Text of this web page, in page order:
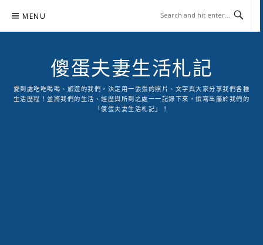
content
MENU
傻蛋夫妻生活札記
愛到處吃吃喝喝、旅遊的我們，決定用一張張的照片、文字與大家分享我們各種
生活歷程！並將我們的生活、經歷與所到之處一一記錄下來，撰寫出屬於我們的
「傻蛋夫妻生活札記」！